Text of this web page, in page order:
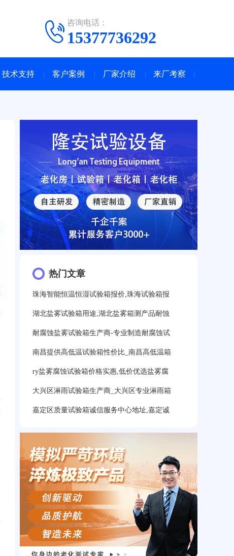
咨询电话：
15377736292
技术支持 客户案例 厂家介绍 来厂考察
热门文章
珠海智能恒温恒湿试验箱报价,珠海试验箱报
湖北盐雾试验箱用途,湖北盐雾箱测产品耐蚀
耐腐蚀盐雾试验箱生产商-专业制造耐腐蚀试
南昌提供高低温试验箱性价比_南昌高低温箱
ry盐雾腐蚀试验箱价格实惠,低价优选盐雾腐
大兴区淋雨试验箱生产商_大兴区专业淋雨箱
嘉定区质量试验箱诚信服务中心地址,嘉定诚